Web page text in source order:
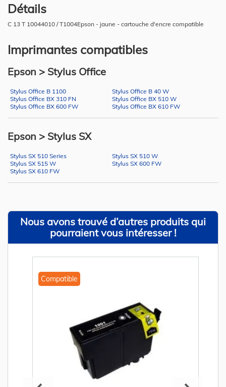
Détails
C 13 T 10044010 / T1004Epson - jaune - cartouche d'encre compatible
Imprimantes compatibles
Epson > Stylus Office
Stylus Office B 1100
Stylus Office B 40 W
Stylus Office BX 310 FN
Stylus Office BX 510 W
Stylus Office BX 600 FW
Stylus Office BX 610 FW
Epson > Stylus SX
Stylus SX 510 Series
Stylus SX 510 W
Stylus SX 515 W
Stylus SX 600 FW
Stylus SX 610 FW
Nous avons trouvé d’autres produits qui
pourraient vous intéresser !
Compatible